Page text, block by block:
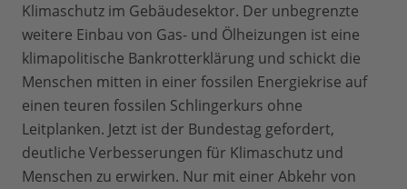
Klimaschutz im Gebäudesektor. Der unbegrenzte
weitere Einbau von Gas- und Ölheizungen ist eine
klimapolitische Bankrotterklärung und schickt die
Menschen mitten in einer fossilen Energiekrise auf
einen teuren fossilen Schlingerkurs ohne
Leitplanken. Jetzt ist der Bundestag gefordert,
deutliche Verbesserungen für Klimaschutz und
Menschen zu erwirken. Nur mit einer Abkehr von